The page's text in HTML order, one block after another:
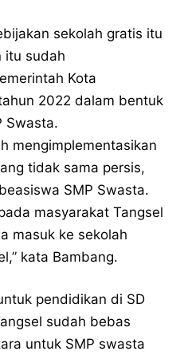
sekolah gratis itu
itu sudah
Kota
2022 dalam bentuk
Swasta.
mengimplementasikan
tidak sama persis,
SMP Swasta.
masyarakat Tangsel
masuk ke sekolah
kata Bambang.
pendidikan di SD
sudah bebas
untuk SMP swasta